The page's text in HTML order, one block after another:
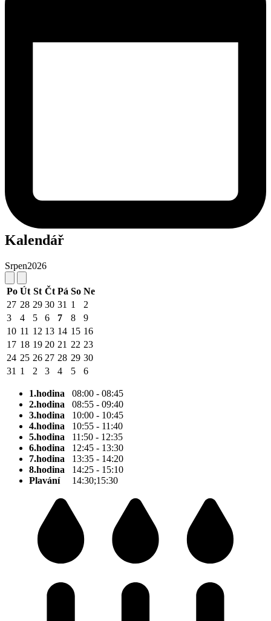
Kalendář
Srpen2026
Po Út St Čt Pá So Ne
27 28 29 30 31 1
2
3
4 5 6 7 8
9
10 11 12 13 14 15 16
17 18 19 20 21 22 23
24 25 26 27 28 29 30
31 1 2 3 4 5 6
1.hodina 08:00 - 08:45
2.hodina 08:55 - 09:40
3.hodina 10:00 - 10:45
4.hodina 10:55 - 11:40
5.hodina 11:50 - 12:35
6.hodina 12:45 - 13:30
7.hodina 13:35 - 14:20
8.hodina 14:25 - 15:10
Plavání14:30;15:30